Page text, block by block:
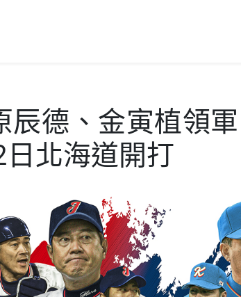
辰德、金寅植領
北海道開打